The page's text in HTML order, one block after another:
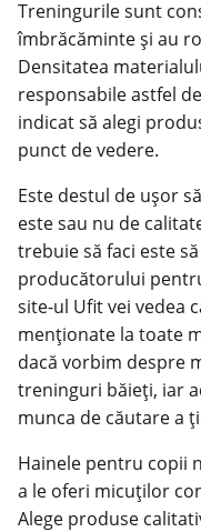
Treningurile sunt
îmbrăcăminte și au
Densitatea
responsabile astfel
indicat să alegi
punct de vedere.
Este destul de ușor
este sau nu de
trebuie să faci este
producătorului
site-ul Ufit vei vedea
menționate la toate
dacă vorbim despre
treninguri băieți, iar
munca de căutare a
Hainele pentru copii
a le oferi micuților
Alege produse